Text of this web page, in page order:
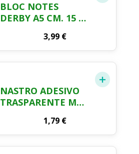
BLOC NOTES
DERBY A5 CM. 15 X
3,99 €
NASTRO ADESIVO
TRASPARENTE MM.
1,79 €